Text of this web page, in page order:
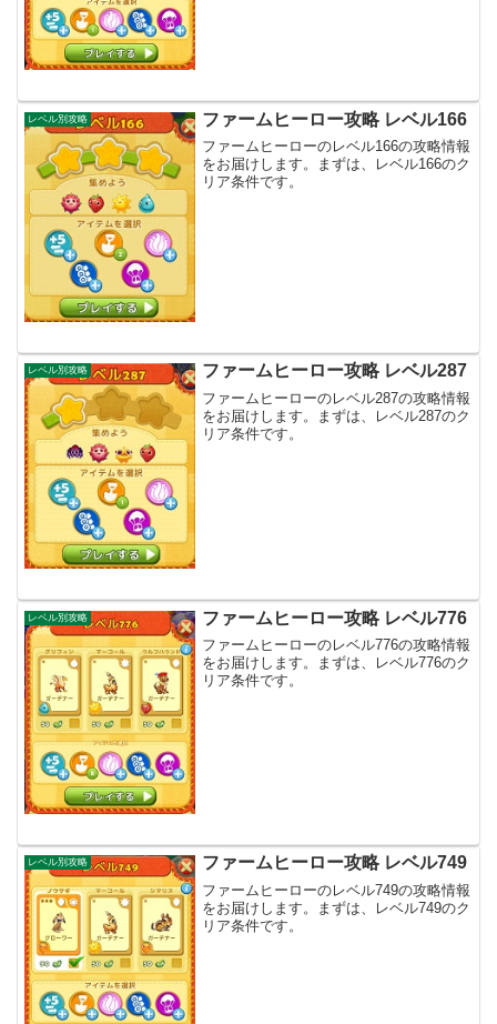
レベル別攻略 ファームヒーロー攻略 レベル166
ファームヒーローのレベル166の攻略情報
をお届けします。まずは、レベル166のク
リア条件です。
レベル別攻略 ファームヒーロー攻略 レベル287
ファームヒーローのレベル287の攻略情報
をお届けします。まずは、レベル287のク
リア条件です。
レベル別攻略 ファームヒーロー攻略 レベル776
ファームヒーローのレベル776の攻略情報
をお届けします。まずは、レベル776のク
リア条件です。
レベル別攻略 ファームヒーロー攻略 レベル749
ファームヒーローのレベル749の攻略情報
をお届けします。まずは、レベル749のク
リア条件です。